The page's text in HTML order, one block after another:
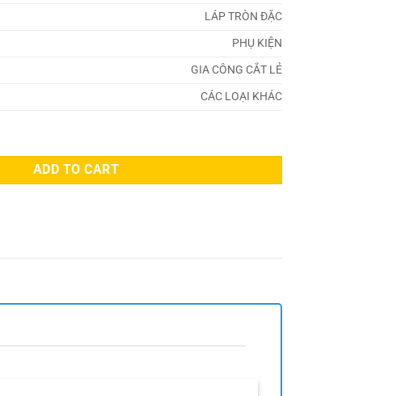
LÁP TRÒN ĐẶC
PHỤ KIỆN
GIA CÔNG CẮT LẺ
CÁC LOẠI KHÁC
ADD TO CART